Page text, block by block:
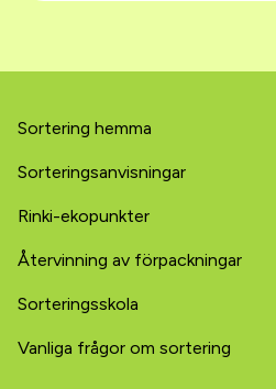
Sortering hemma
Sorterings­­­anvisningar
Rinki-ekopunkter
Återvinning av förpackningar
Sorteringsskola
Vanliga frågor om sortering